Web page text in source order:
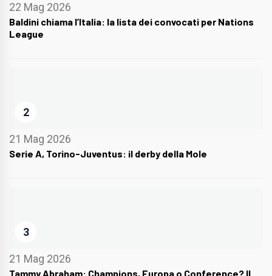
22 Mag 2026
Baldini chiama l’Italia: la lista dei convocati per Nations
League
2
21 Mag 2026
Serie A, Torino-Juventus: il derby della Mole
3
21 Mag 2026
Tammy Abraham: Champions, Europa o Conference? Il